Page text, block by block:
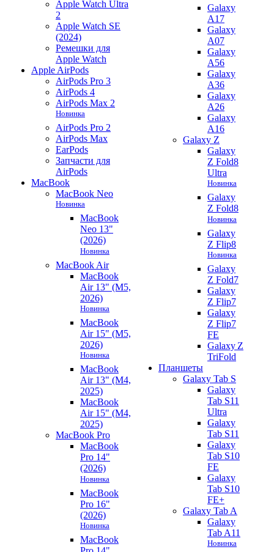
Apple Watch Ultra
2
Apple Watch SE
(2024)
Ремешки для
Apple Watch
Apple AirPods
AirPods Pro 3
AirPods 4
AirPods Max 2
Новинка
AirPods Pro 2
AirPods Max
EarPods
Запчасти для
AirPods
MacBook
MacBook Neo
Новинка
MacBook
Neo 13"
(2026)
Новинка
MacBook Air
MacBook
Air 13" (M5,
2026)
Новинка
MacBook
Air 15" (M5,
2026)
Новинка
MacBook
Air 13" (M4,
2025)
MacBook
Air 15" (M4,
2025)
MacBook Pro
MacBook
Pro 14"
(2026)
Новинка
MacBook
Pro 16"
(2026)
Новинка
MacBook
Galaxy
A17
Galaxy
A07
Galaxy
A56
Galaxy
A36
Galaxy
A26
Galaxy
A16
Galaxy Z
Galaxy
Z Fold8
Ultra
Новинка
Galaxy
Z Fold8
Новинка
Galaxy
Z Flip8
Новинка
Galaxy
Z Fold7
Galaxy
Z Flip7
Galaxy
Z Flip7
FE
Galaxy Z
TriFold
Планшеты
Galaxy Tab S
Galaxy
Tab S11
Ultra
Galaxy
Tab S11
Galaxy
Tab S10
FE
Galaxy
Tab S10
FE+
Galaxy Tab A
Galaxy
Tab A11
Новинка